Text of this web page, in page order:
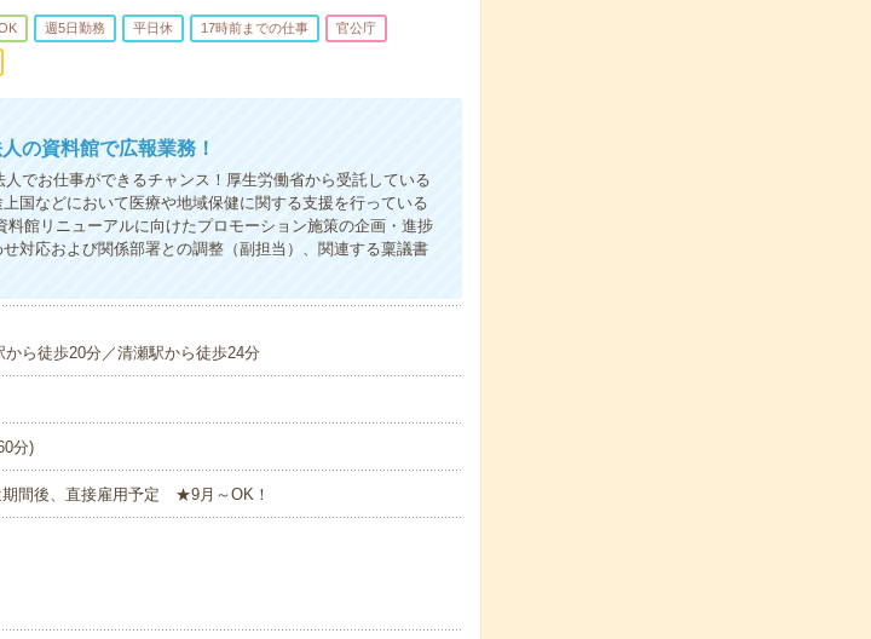
週5日勤務 平日休 17時前までの仕事 官公庁
の資料館で広報業務！
でお仕事ができるチャンス！厚生労働省から受託している
国などにおいて医療や地域保健に関する支援を行っている
館リニューアルに向けたプロモーション施策の企画・進捗
対応および関係部署との調整（副担当）、関連する稟議書
ら徒歩20分／清瀬駅から徒歩24分
分)
期間後、直接雇用予定 ★9月～OK！